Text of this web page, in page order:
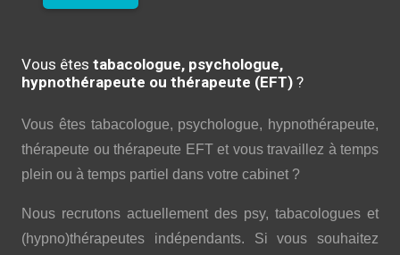
Vous êtes tabacologue, psychologue,
hypnothérapeute ou thérapeute (EFT) ?
Vous êtes tabacologue, psychologue, hypnothérapeute,
thérapeute ou thérapeute EFT et vous travaillez à temps
plein ou à temps partiel dans votre cabinet ?
Nous recrutons actuellement des psy, tabacologues et
(hypno)thérapeutes indépendants. Si vous souhaitez